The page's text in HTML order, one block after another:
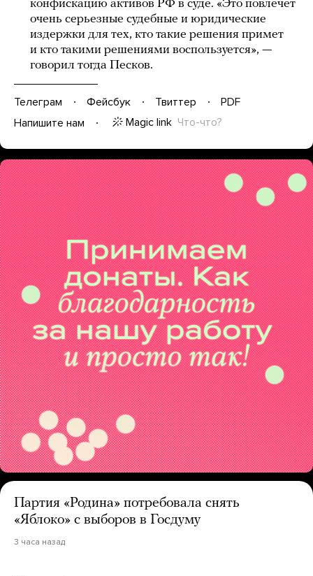
конфискацию активов РФ в суде. «Это повлечет
очень серьезные судебные и юридические
издержки для тех, кто такие решения примет
и кто такими решениями воспользуется», —
говорил тогда Песков.
Телеграм Фейсбук Твиттер
PDF
Напишите нам
Magic link Что-что?
Партия «Родина» потребовала снять
«Яблоко» с выборов в Госдуму
3 часа назад